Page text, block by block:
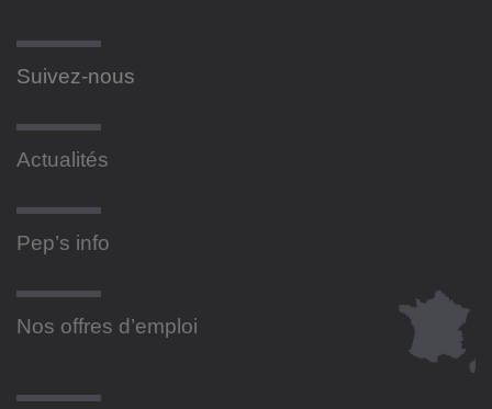
Suivez-nous
Actualités
Pep’s info
Nos offres d’emploi